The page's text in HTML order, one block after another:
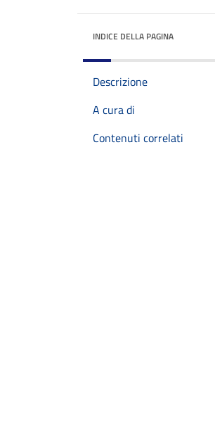
INDICE DELLA PAGINA
Descrizione
A cura di
Contenuti correlati